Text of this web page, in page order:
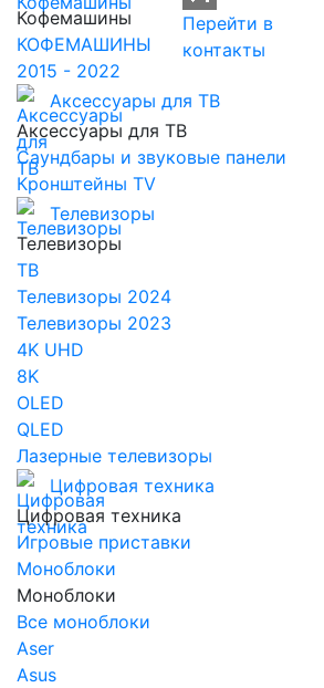
Перейти в
контакты
Кофемашины
КОФЕМАШИНЫ
2015 - 2022
Аксессуары для ТВ
Аксессуары для ТВ
Саундбары и звуковые панели
Кронштейны TV
Телевизоры
Телевизоры
ТВ
Телевизоры 2024
Телевизоры 2023
4K UHD
8K
OLED
QLED
Лазерные телевизоры
Цифровая техника
Цифровая техника
Игровые приставки
Моноблоки
Моноблоки
Все моноблоки
Aser
Asus